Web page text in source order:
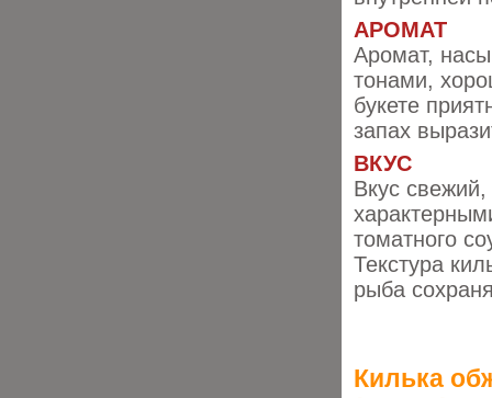
АРОМАТ
Аромат,
тонами,
букете
запах
ВКУС
Вкус
томатного
Текстура
рыба
Килька